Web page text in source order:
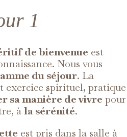
1
de bienvenue est
Nous vous
du séjour. La
exercice spirituel, pratique
sa manière de vivre pour
àla sérénité.
est pris dans la salle à